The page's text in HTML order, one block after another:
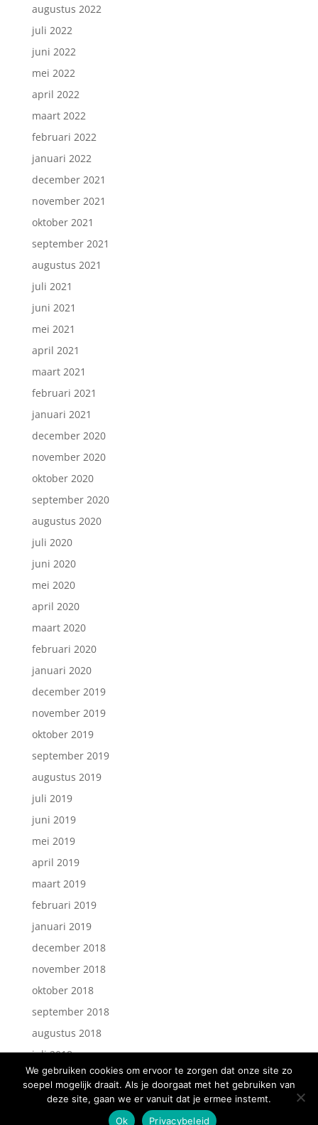
augustus 2022
juli 2022
juni 2022
mei 2022
april 2022
maart 2022
februari 2022
januari 2022
december 2021
november 2021
oktober 2021
september 2021
augustus 2021
juli 2021
juni 2021
mei 2021
april 2021
maart 2021
februari 2021
januari 2021
december 2020
november 2020
oktober 2020
september 2020
augustus 2020
juli 2020
juni 2020
mei 2020
april 2020
maart 2020
februari 2020
januari 2020
december 2019
november 2019
oktober 2019
september 2019
augustus 2019
juli 2019
juni 2019
mei 2019
april 2019
maart 2019
februari 2019
januari 2019
december 2018
november 2018
oktober 2018
september 2018
augustus 2018
juli 2018
website gemaakt door HELLOWEBDESIGN.
We gebruiken cookies om ervoor te zorgen dat onze site zo
soepel mogelijk draait. Als je doorgaat met het gebruiken van
deze site, gaan we er vanuit dat je ermee instemt.
Ok
Privacybeleid